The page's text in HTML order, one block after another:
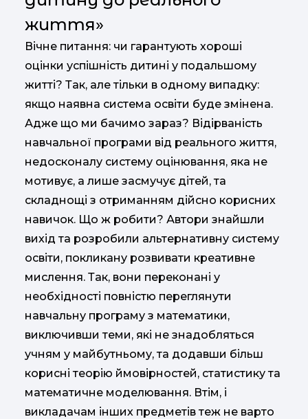
життя»
Вічне питання: чи гарантують хороші
оцінки успішність дитині у подальшому
житті? Так, але тільки в одному випадку:
якщо наявна система освіти буде змінена.
Адже що ми бачимо зараз? Відірваність
навчальної програми від реального життя,
недосконалу систему оцінювання, яка не
мотивує, а лише засмучує дітей, та
складнощі з отриманням дійсно корисних
навичок. Що ж робити? Автори знайшли
вихід та розробили альтернативну систему
освіти, покликану розвивати креативне
мислення. Так, вони переконані у
необхідності повністю переглянути
навчальну програму з математики,
виключивши теми, які не знадобляться
учням у майбутньому, та додавши більш
корисні теорію ймовірностей, статистику та
математичне моделювання. Втім, і
викладачам інших предметів теж не варто